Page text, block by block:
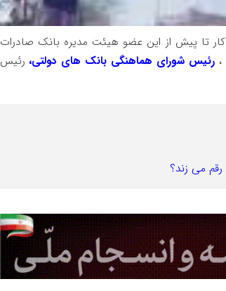
تا پیش از این عضو هیئت مدیره بانک صادرات
رئیس شورای هماهنگی بانک های دولتی، رئیس
می زند؟